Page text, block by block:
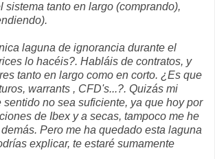
sistema tanto en largo (comprando),
laguna de ignorancia durante el
lo hacéis?. Habláis de contratos, y
tanto en largo como en corto. ¿Es que
warrants , CFD's...?. Quizás mi
sentido no sea suficiente, ya que hoy por
de Ibex y a secas, tampoco me he
Pero me ha quedado esta laguna
explicar, te estaré sumamente